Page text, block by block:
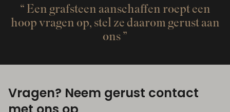
Een grafsteen aanschaffen roept een
hoop vragen op, stel ze daarom gerust aan
ons
Vragen? Neem gerust contact